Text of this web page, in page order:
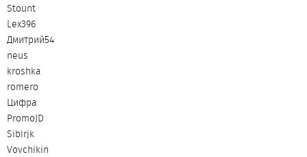
Stount
Lex396
Дмитрий54
neus
kroshka
romero
Цифра
PromoJD
Sibirjk
Vovchikin